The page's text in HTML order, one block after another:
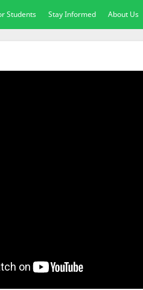
Students Stay Informed About Us